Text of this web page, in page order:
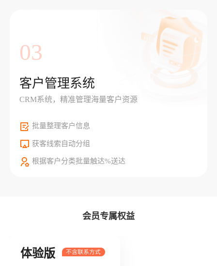
03
客户管理系统
CRM系统，精准管理海量客户资源
批量整理客户信息
获客线索自动分组
根据客户分类批量触达%送达
会员专属权益
体验版